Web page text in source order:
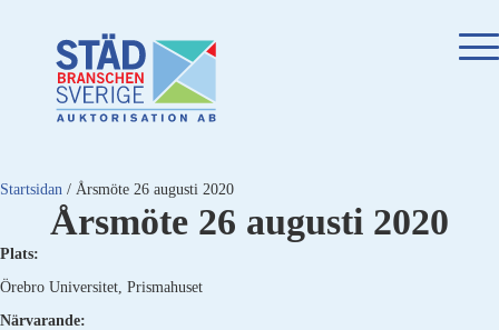
Startsidan / Årsmöte 26 augusti 2020
Årsmöte 26 augusti 2020
Plats:
Örebro Universitet, Prismahuset
Närvarande: